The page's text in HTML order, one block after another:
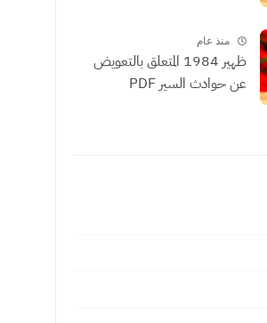
منذ عام
ظهير 1984 المتعلق بالتعويض
عن حوادث السير PDF